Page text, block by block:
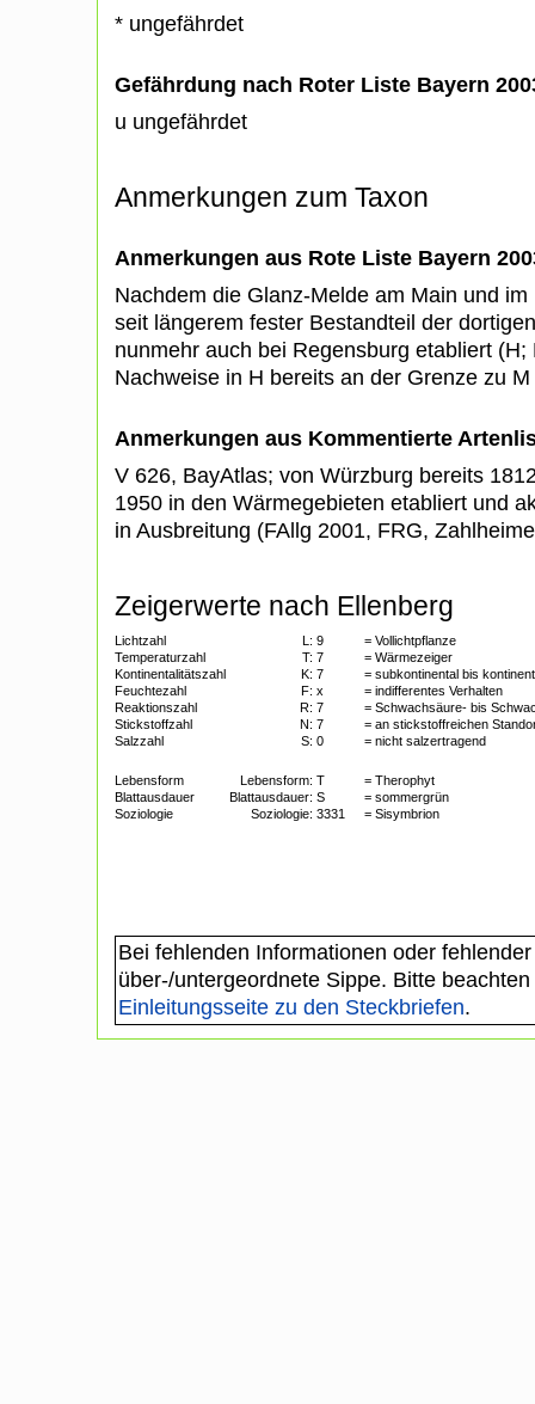
* ungefährdet
Gefährdung nach Roter Liste Bayern
u ungefährdet
Anmerkungen zum Taxon
Anmerkungen aus Rote Liste Bayern
Nachdem die Glanz-Melde am Main und
seit längerem fester Bestandteil der
nunmehr auch bei Regensburg etabliert
Nachweise in H bereits an der Grenze zu
Anmerkungen aus Kommentierte
V 626, BayAtlas; von Würzburg bereits
1950 in den Wärmegebieten etabliert und
in Ausbreitung (FAllg 2001, FRG,
Zeigerwerte nach Ellenberg
Lichtzahl L: 9
= Vollichtpflanze
Temperaturzahl
T: 7
= Wärmezeiger
Kontinentalitätszahl
K: 7
= subkontinental bis
Feuchtezahl
F: x
= indifferentes Verhalten
Reaktionszahl
R: 7
= Schwachsäure- bis
Stickstoffzahl
N: 7
= an stickstoffreichen
Salzzahl
S: 0 = nicht salzertragend
Lebensform Lebensform: T
= Therophyt
Blattausdauer
Blattausdauer: S
= sommergrün
Soziologie
Soziologie: 3331 = Sisymbrion
Bei fehlenden Informationen oder
über-/untergeordnete Sippe. Bitte
Einleitungsseite zu den Steckbriefen.